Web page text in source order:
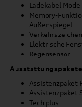
Ladekabel
Memory-
Außenspiegel
Elektrische
Regensensor
Ausstattungspakete
Assistenzpaket
Assistenzpaket
Tech plus